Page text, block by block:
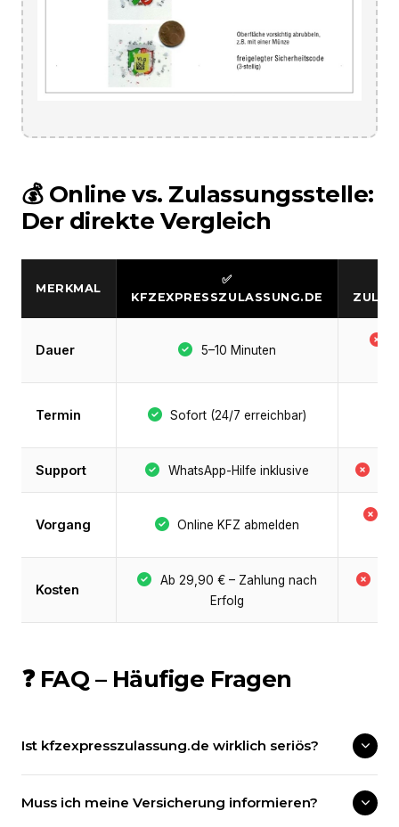
💰 Online vs. Zulassungsstelle:
Der direkte Vergleich
MERKMAL
✅
KFZEXPRESSZULASSUNG.DE
Dauer 5–10 Minuten
Termin Sofort (24/7 erreichbar)
Support WhatsApp-Hilfe inklusive
Vorgang Online KFZ abmelden
Kosten
Ab 29,90 € – Zahlung nach
Erfolg
❓ FAQ – Häufige Fragen
Ist kfzexpresszulassung.de wirklich seriös?
Muss ich meine Versicherung informieren?